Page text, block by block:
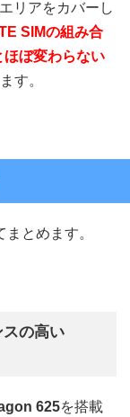
リアをカバーし
SIMの組み合
ぼ変わらない
す。
とめます。
の高い
625を搭載